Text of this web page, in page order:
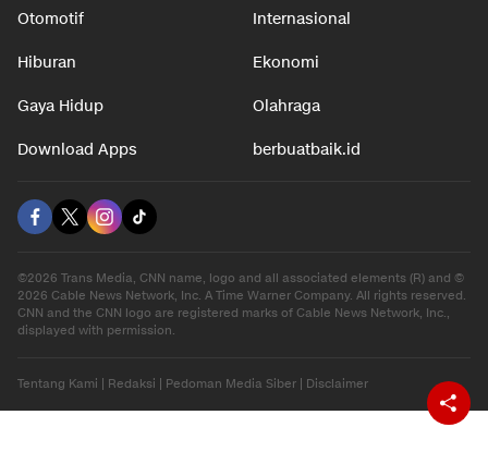
Otomotif Internasional
Hiburan Ekonomi
Gaya Hidup Olahraga
Download Apps berbuatbaik.id
©2026 Trans Media, CNN name, logo and all associated elements (R) and ©
2026 Cable News Network, Inc. A Time Warner Company. All rights reserved.
CNN and the CNN logo are registered marks of Cable News Network, Inc.,
displayed with permission.
Tentang Kami | Redaksi | Pedoman Media Siber | Disclaimer